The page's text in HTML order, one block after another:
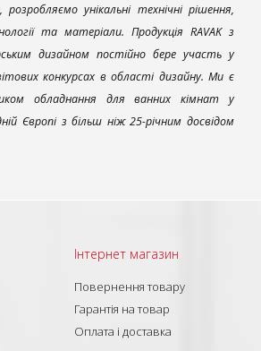
унікальні технічні рішення,
та матеріали. Продукція RAVAK з
дизайном постійно бере участь у
конкурсах в області дизайну. Ми є
обладнання для ванних кімнат у
Європі з більш ніж 25-річним досвідом
Інтернет магазин
Повернення товару
Гарантія на товар
Оплата і доставка